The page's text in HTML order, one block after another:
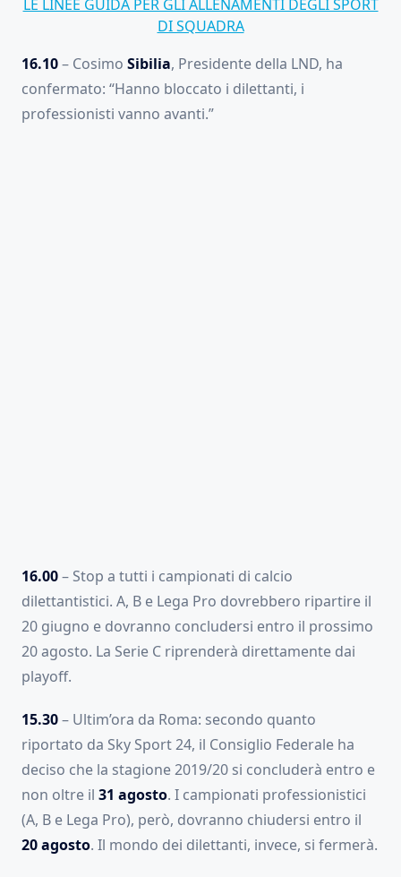
LE LINEE GUIDA PER GLI ALLENAMENTI DEGLI SPORT
DI SQUADRA
16.10– Cosimo Sibilia, Presidente della LND, ha
confermato: “Hanno bloccato i dilettanti, i
professionisti vanno avanti.”
16.00– Stop a tutti i campionati di calcio
dilettantistici. A, B e Lega Pro dovrebbero ripartire il
20 giugno e dovranno concludersi entro il prossimo
20 agosto. La Serie C riprenderà direttamente dai
playoff.
15.30– Ultim’ora da Roma: secondo quanto
riportato da Sky Sport 24, il Consiglio Federale ha
deciso che la stagione 2019/20 si concluderà entro e
non oltre il 31 agosto. I campionati professionistici
(A, B e Lega Pro), però, dovranno chiudersi entro il
20 agosto. Il mondo dei dilettanti, invece, si fermerà.